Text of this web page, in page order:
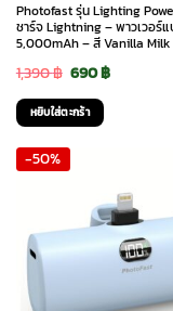
Photofast รุ่น Lighting
ชาร์จ Lightning – พาวเวอร์
5,000mAh – สี Vanilla Milk
1,390฿ Original
price
was:
1,390 ฿.
690฿Current
หยิบใส่ตะกร้า
-50%